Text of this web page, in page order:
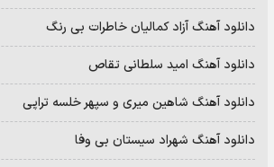
دانلود آهنگ آزاد کمالیان خاطرات بی رنگ
دانلود آهنگ امید سلطانی تقاص
دانلود آهنگ شاهین میری و سپهر خلسه تراپی
دانلود آهنگ شهراد سیستان بی وفا